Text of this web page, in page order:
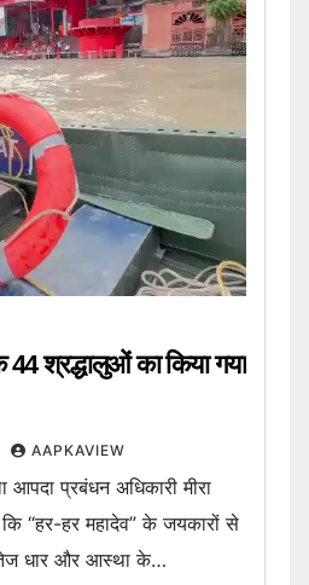
श्रद्धालुओं का किया गया
AAPKAVIEW
आपदा प्रबंधन अधिकारी मीरा
“हर-हर महादेव” के जयकारों से
तेज धार और आस्था के…